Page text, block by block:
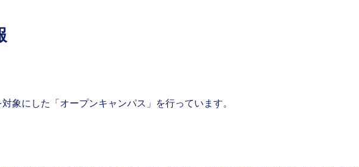
象にした「オープンキャンパス」を行っています。